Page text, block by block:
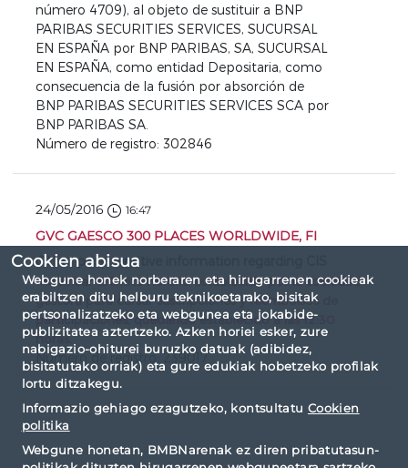
Cookien abisua
Webgune honek norberaren eta hirugarrenen cookieak
erabiltzen ditu helburu teknikoetarako, bisitak
pertsonalizatzeko eta webgunea eta jokabide-
publizitatea aztertzeko. Azken horiei esker, zure
nabigazio-ohiturei buruzko datuak (adibidez,
bisitatutako orriak) eta gure edukiak hobetzeko profilak
lortu ditzakegu.
Informazio gehiago ezagutzeko, kontsultatu Cookien
politika
Webgune honetan, BMBNarenak ez diren pribatutasun-
número 4709), al objeto de sustituir a BNP
PARIBAS SECURITIES SERVICES, SUCURSAL
EN ESPAÑA por BNP PARIBAS, SA, SUCURSAL
EN ESPAÑA, como entidad Depositaria, como
consecuencia de la fusión por absorción de
BNP PARIBAS SECURITIES SERVICES SCA por
BNP PARIBAS SA.
Número de registro: 302846
24/05/2016 16:47
GVC GAESCO 300 PLACES WORLDWIDE, FI
Other price sensitive information regarding CIS
Modificar el límite horario establecido por la sociedad
gestora para cursar suscripciones y reembolsos de
participaciones, quedando establecido a las 12:30
horas.
Número de registro: 239017